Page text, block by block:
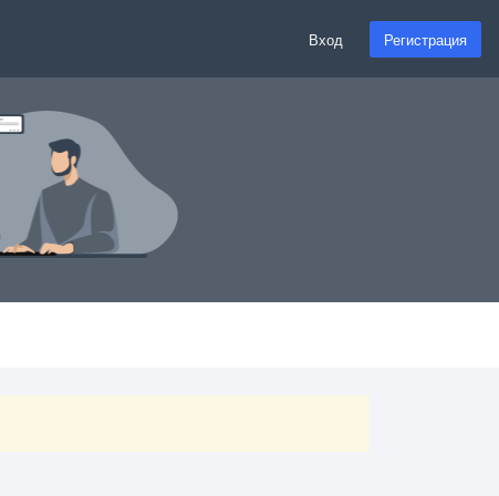
Вход Регистрация